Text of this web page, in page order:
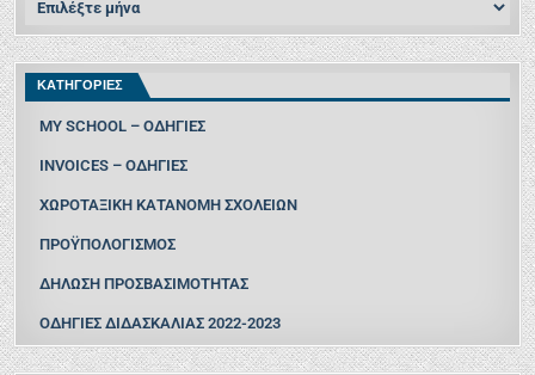
ΚΑΤΗΓΟΡΙΕΣ
MY SCHOOL – ΟΔΗΓΙΕΣ
INVOICES – ΟΔΗΓΙΕΣ
ΧΩΡΟΤΑΞΙΚΗ ΚΑΤΑΝΟΜΗ ΣΧΟΛΕΙΩΝ
ΠΡΟΫΠΟΛΟΓΙΣΜΟΣ
ΔΗΛΩΣΗ ΠΡΟΣΒΑΣΙΜΟΤΗΤΑΣ
ΟΔΗΓΙΕΣ ΔΙΔΑΣΚΑΛΙΑΣ 2022-2023